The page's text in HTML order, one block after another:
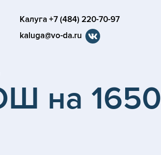
Калуга +7 (484) 220-70-97
kaluga@vo-da.ru
на 1650